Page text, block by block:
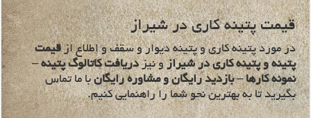
قیمت پتینه کاری در شیراز
در مورد پتینه کاری و پتینه دیوار و سقف و اطلاع ازقیمت
پتینه و پتینه کاری در شیرازو نیزدریافت کاتالوگ پتینه –
نمونه کارها – بازدید رایگان و مشاوره رایگانبا ما تماس
بگیرید تا به بهترین نحو شما را راهنمایی کنیم.